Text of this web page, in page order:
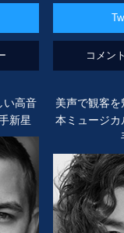
コメン
い高音
新星
美声で観客を
本ミュージ